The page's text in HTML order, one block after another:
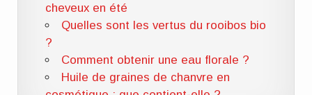
cheveux en été
Quelles sont les vertus du rooibos bio
?
Comment obtenir une eau florale ?
Huile de graines de chanvre en